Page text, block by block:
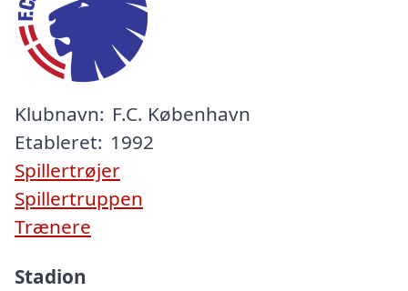
Klubnavn: F.C. København
Etableret: 1992
Spillertrøjer
Spillertruppen
Trænere
Stadion